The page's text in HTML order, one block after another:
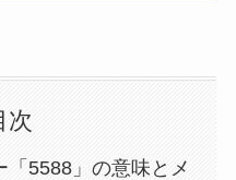
次
5588」の意味とメ